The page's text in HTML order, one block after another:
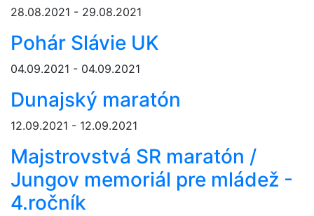
28.08.2021 - 29.08.2021
Pohár Slávie UK
04.09.2021 - 04.09.2021
Dunajský maratón
12.09.2021 - 12.09.2021
Majstrovstvá SR maratón /
Jungov memoriál pre mládež -
4.ročník